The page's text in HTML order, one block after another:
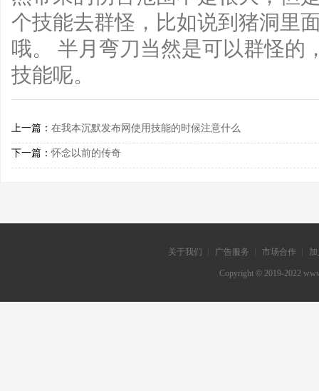
个技能去群怪，比如说到猪洞里
哦。 半月弯刀当然是可以群怪的
技能呢。
上一篇： 在我本沉默发布网使用技能的时候注意什么
下一篇：怀念以前的传奇
关于我们 ┊ 广告服务 ┊ 市场合作 ┊
Copyright © 2019-2022